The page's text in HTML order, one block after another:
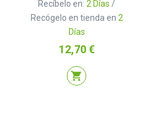
Recíbelo en: 2 Días /
Recógelo en tienda en 2
Días
Precio
12,70 €
shopping_cart